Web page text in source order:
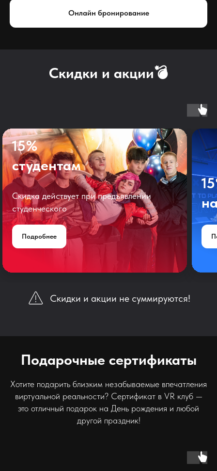
Онлайн бронирование
Скидки и акции💣
15%
студентам
Скидка действует при предъявлении
студенческого
Подробнее
Скидки и акции не суммируются!
Подарочные сертификаты
Хотите подарить близким незабываемые впечатления
виртуальной реальности? Сертификат в VR клуб —
это отличный подарок на День рождения и любой
другой праздник!